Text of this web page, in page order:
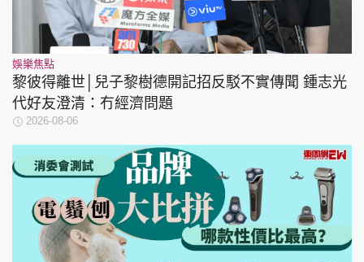
娛樂焦點
黎彼得離世│兒子黎樹德開記招反駁不實傳聞 鍾志光
代好友澄清：冇經濟問題
2026-08-06